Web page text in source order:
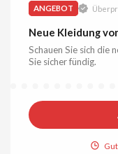
ANGEBOT
Neue Kleidung
Schauen Sie sich die
Sie sicher fündig.